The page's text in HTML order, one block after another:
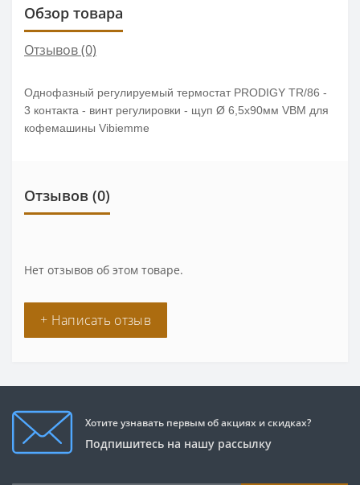
Обзор товара
Отзывов (0)
Однофазный регулируемый термостат PRODIGY TR/86 -
3 контакта - винт регулировки - щуп Ø 6,5x90мм VBM для
кофемашины Vibiemme
Отзывов (0)
Нет отзывов об этом товаре.
+ Написать отзыв
Хотите узнавать первым об акциях и скидках?
Подпишитесь на нашу рассылку